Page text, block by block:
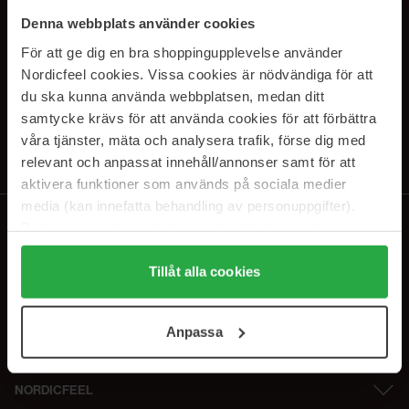
Denna webbplats använder cookies
För att ge dig en bra shoppingupplevelse använder
Nordicfeel cookies. Vissa cookies är nödvändiga för att
du ska kunna använda webbplatsen, medan ditt
samtycke krävs för att använda cookies för att förbättra
våra tjänster, mäta och analysera trafik, förse dig med
relevant och anpassat innehåll/annonser samt för att
aktivera funktioner som används på sociala medier
media (kan innefatta behandling av personuppgifter).
Genom att trycka på "Tillåt alla cookies" accepterar du
alla cookies, medan du under "Detaljer" kan anpassa
användningen av cookies. Du kan när som helst återkalla
samt vår Integritetspolicy.
Tillåt alla cookies
Anpassa
PRENUMERERA PÅ VÅRA
NYHETSBREV
E-postadress
Genom att prenumerera accepterar du vårIntegritetspolicy.
NORDICFEEL